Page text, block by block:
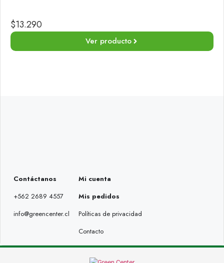
$13.290
Ver producto
Contáctanos
+562 2689 4557
info@greencenter.cl
Mi cuenta
Mis pedidos
Políticas de privacidad
Contacto